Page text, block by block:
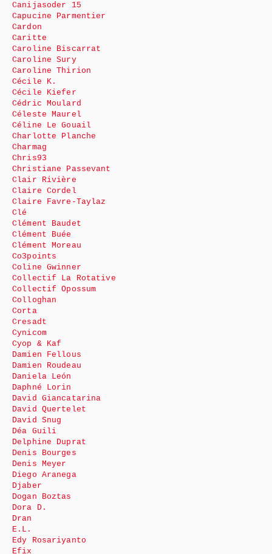
Canijasoder 15
Capucine Parmentier
Cardon
Caritte
Caroline Biscarrat
Caroline Sury
Caroline Thirion
Cécile K.
Cécile Kiefer
Cédric Moulard
Céleste Maurel
Céline Le Gouail
Charlotte Planche
Charmag
Chris93
Christiane Passevant
Clair Rivière
Claire Cordel
Claire Favre-Taylaz
Clé
Clément Baudet
Clément Buée
Clément Moreau
Co3points
Coline Gwinner
Collectif La Rotative
Collectif Opossum
Colloghan
Corta
Cresadt
Cynicom
Cyop & Kaf
Damien Fellous
Damien Roudeau
Daniela León
Daphné Lorin
David Giancatarina
David Quertelet
David Snug
Déa Guili
Delphine Duprat
Denis Bourges
Denis Meyer
Diego Aranega
Djaber
Dogan Boztas
Dora D.
Dran
E.L.
Edy Rosariyanto
Efix